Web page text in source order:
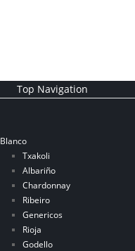
Top Navigation
Blanco
Txakoli
Albariño
Chardonnay
Ribeiro
Genericos
Rioja
Godello